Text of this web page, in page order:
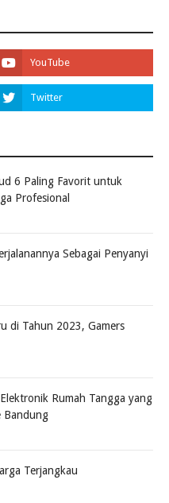
6 Paling Favorit untuk
Profesional
Sebagai Penyanyi
di Tahun 2023, Gamers
Rumah Tangga yang
Bandung
Terjangkau